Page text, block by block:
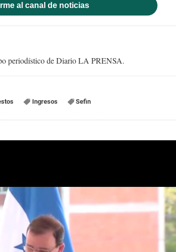
al canal de noticias
periodístico de Diario LA PRENSA.
Ingresos Sefin